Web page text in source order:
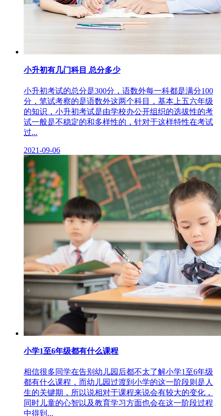
小升初有几门科目 总分多少
小升初考试的总分是300分，语数外每一科都是满分100
分，笔试考察的是语数外这两个科目，基本上五六年级
的知识，小升初考试是由学校办公开组织的选拔性的考
试一般是不稳定的和多样性的，针对于这样特性在考试
过...
2021-09-06
小学1至6年级都有什么课程
相信很多同学在告别幼儿园后都不太了解小学1至6年级
都有什么课程，而幼儿园过渡到小学的这一阶段则是人
生的关键期，所以说相对于课程来说会有较大的变化，
同时儿童的心智以及教育学习方面也会在这一阶段过程
中得到...